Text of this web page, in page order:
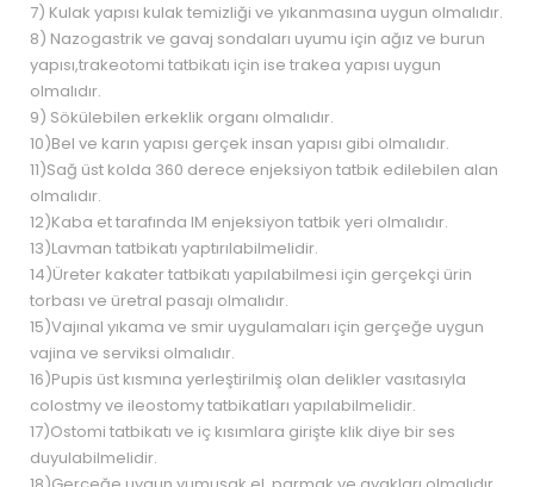
7) Kulak yapısı kulak temizliği ve yıkanmasına uygun olmalıdır.
8) Nazogastrik ve gavaj sondaları uyumu için ağız ve burun
yapısı,trakeotomi tatbikatı için ise trakea yapısı uygun
olmalıdır.
9) Sökülebilen erkeklik organı olmalıdır.
10)Bel ve karın yapısı gerçek insan yapısı gibi olmalıdır.
11)Sağ üst kolda 360 derece enjeksiyon tatbik edilebilen alan
olmalıdır.
12)Kaba et tarafında IM enjeksiyon tatbik yeri olmalıdır.
13)Lavman tatbikatı yaptırılabilmelidir.
14)Üreter kakater tatbikatı yapılabilmesi için gerçekçi ürin
torbası ve üretral pasajı olmalıdır.
15)Vajınal yıkama ve smir uygulamaları için gerçeğe uygun
vajina ve serviksi olmalıdır.
16)Pupis üst kısmına yerleştirilmiş olan delikler vasıtasıyla
colostmy ve ileostomy tatbikatları yapılabilmelidir.
17)Ostomi tatbikatı ve iç kısımlara girişte klik diye bir ses
duyulabilmelidir.